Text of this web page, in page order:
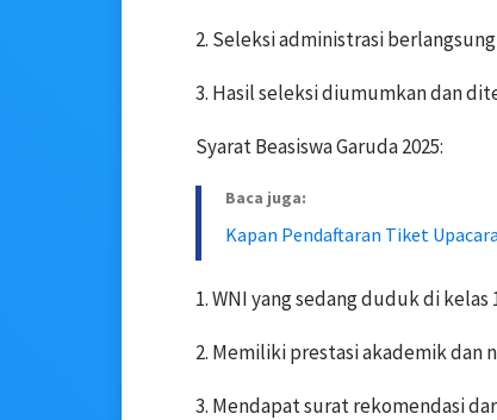
2. Seleksi administrasi berlangsung
3. Hasil seleksi diumumkan dan
Syarat Beasiswa Garuda 2025:
Baca juga:
Kapan Pendaftaran Tiket
1. WNI yang sedang duduk di kelas
2. Memiliki prestasi akademik dan
3. Mendapat surat rekomendasi